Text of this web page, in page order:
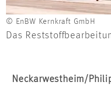
© EnBW Kernkraft GmbH
Das
Neckarwestheim/